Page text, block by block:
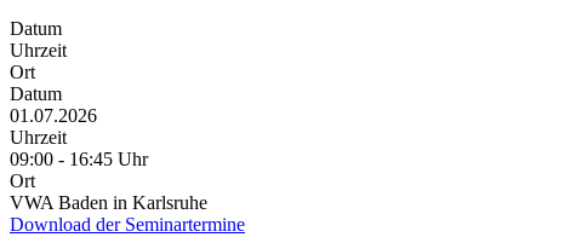
Datum
Uhrzeit
Ort
Datum
01.07.2026
Uhrzeit
09:00 - 16:45 Uhr
Ort
VWA Baden in Karlsruhe
Download der Seminartermine